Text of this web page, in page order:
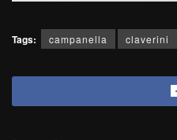
Tags: campanella claverini